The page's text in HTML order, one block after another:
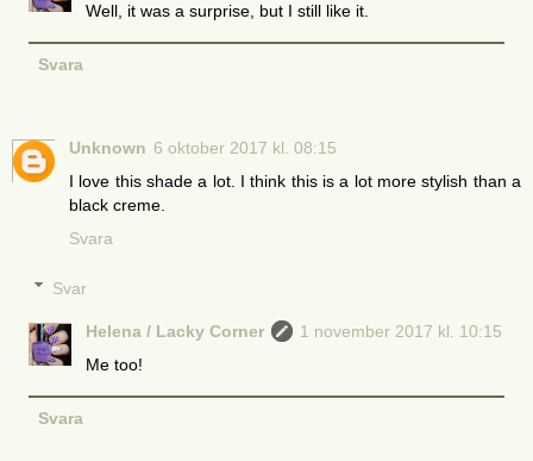
Well, it was a surprise, but I still like it.
Svara
Unknown 6 oktober 2017 kl. 08:15
I love this shade a lot. I think this is a lot more stylish than a
black creme.
Svara
Svar
Helena / Lacky Corner
1 november 2017 kl. 10:15
Me too!
Svara